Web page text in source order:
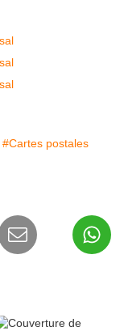
#Cartes postales